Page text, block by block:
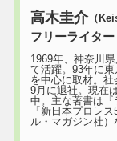
高木圭介（
フリーライター
1969年、神奈川
て活躍。93年に
を中心に取材。
9月に退社。現在
中。主な著書は『
『新日本プロレ
ル・マガジン社）